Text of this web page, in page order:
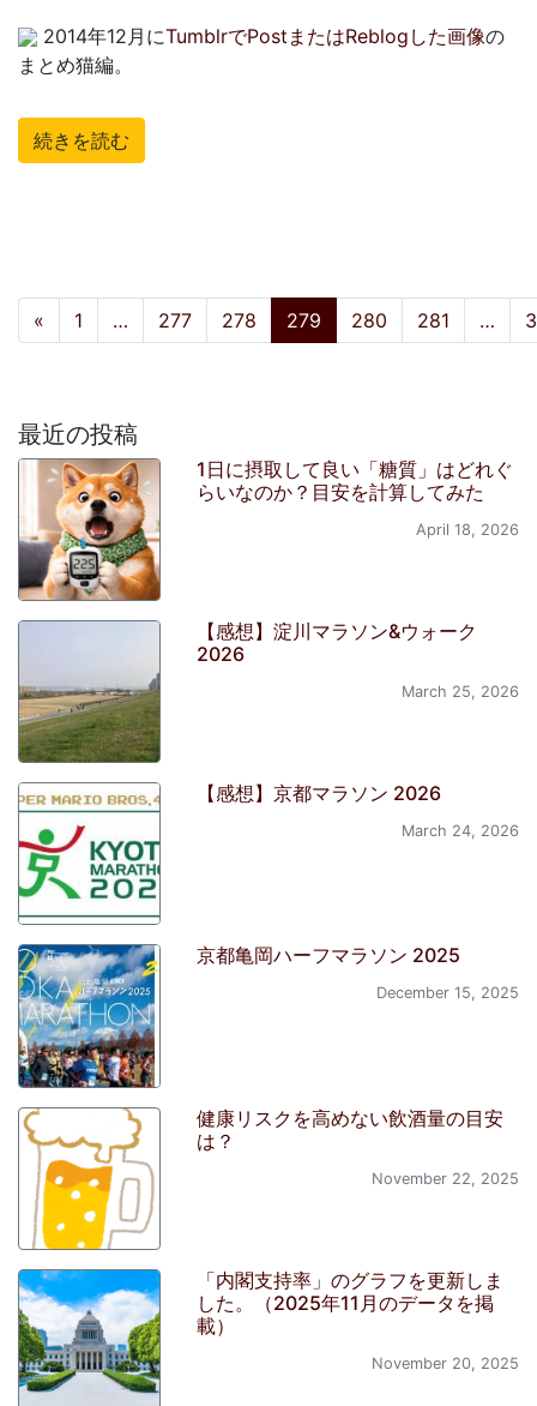
2014年12月にTumblrでPostまたはReblogした画像の
まとめ猫編。
続きを読む
投稿ナビゲーション
« 1 … 277 278 279 280 281 …
最近の投稿
1日に摂取して良い「糖質」はどれぐ
らいなのか？目安を計算してみた
April 18, 2026
【感想】淀川マラソン&ウォーク
2026
March 25, 2026
【感想】京都マラソン 2026
March 24, 2026
京都亀岡ハーフマラソン 2025
December 15, 2025
健康リスクを高めない飲酒量の目安
は？
November 22, 2025
「内閣支持率」のグラフを更新しま
した。（2025年11月のデータを掲
載）
November 20, 2025